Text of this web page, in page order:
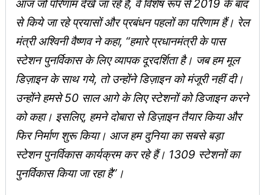
आज जो परिणाम देखे जा रहे हैं, वे विशेष रूप से 2019 के बाद
से किये जा रहे प्रयासों और प्रबंधन पहलों का परिणाम हैं। रेल
मंत्री अश्विनी वैष्णव ने कहा, “हमारे प्रधानमंत्री के पास
स्टेशन पुनर्विकास के लिए व्यापक दूरदर्शिता है। जब हम मूल
डिज़ाइन के साथ गये, तो उन्होंने डिज़ाइन को मंजूरी नहीं दी।
उन्होंने हमसे 50 साल आगे के लिए स्टेशनों को डिजाइन करने
को कहा। इसलिए, हमने दोबारा से डिज़ाइन तैयार किया और
फिर निर्माण शुरू किया। आज हम दुनिया का सबसे बड़ा
स्टेशन पुनर्विकास कार्यक्रम कर रहे हैं। 1309 स्टेशनों का
पुनर्विकास किया जा रहा है”।